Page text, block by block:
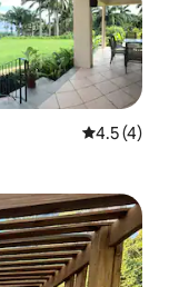
평점 4.5점
4.5 (4)